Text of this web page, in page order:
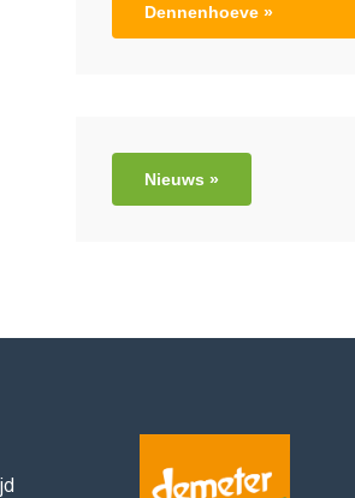
Dennenhoeve »
Nieuws »